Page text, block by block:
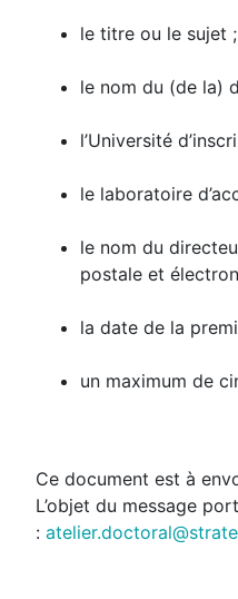
le titre ou le sujet ;
le nom du (de la)
l’Université
le laboratoire
le nom du
postale et
la date de la
un maximum de
Ce document est à
L’objet du message
: